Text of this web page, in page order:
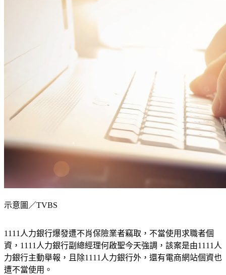
1111人力銀行爆發遭不肖保險業者竊取，不當使用求職者個
資，1111人力銀行副總經理何啟聖今天強調，該案是由1111人
力銀行主動舉報，且除1111人力銀行外，還有電商網站個資也